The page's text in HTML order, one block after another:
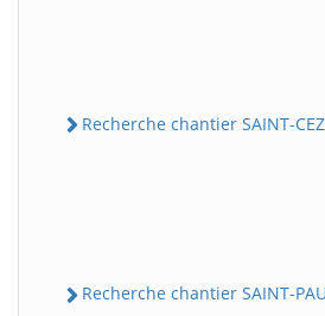
Recherche chantier SAINT-
Recherche chantier SAINT-